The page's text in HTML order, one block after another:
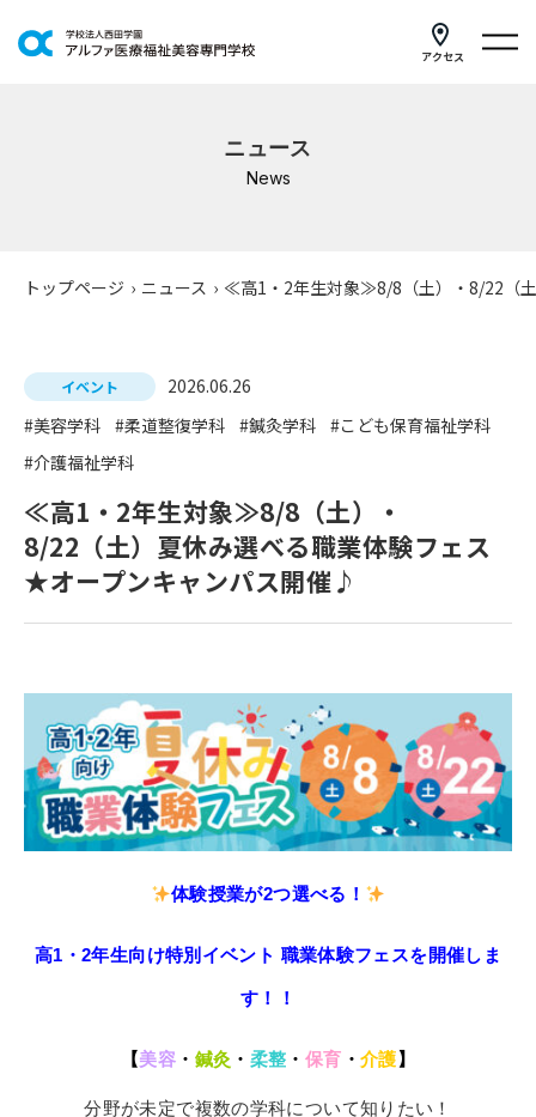
アクセス
就職支援
公共職業訓練
寄付金のご案内
よくあるご質問
卒業生の皆さまへ
新着情報
ブログ
資料請求
ニュース
News
トップページ › ニュース › ≪高1・2年生対象≫8/8（土）・8/22（
イベント
2026.06.26
#美容学科 #柔道整復学科 #鍼灸学科 #こども保育福祉学科
#介護福祉学科
≪高1・2年生対象≫8/8（土）・
8/22（土）夏休み選べる職業体験フェス
★オープンキャンパス開催♪
体験授業が2つ選べる！
高1・2年生向け特別イベント 職業体験フェスを開催しま
す！！
【美容 ・ 鍼灸 ・ 柔整 ・ 保育 ・ 介護】
分野が未定で複数の学科について知りたい！